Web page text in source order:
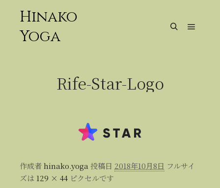
Hinako
Yoga
Rife-Star-Logo
作成者hinako.yoga 投稿日 2018年10月8日 フルサイ
ズは 129 × 44 ピクセルです